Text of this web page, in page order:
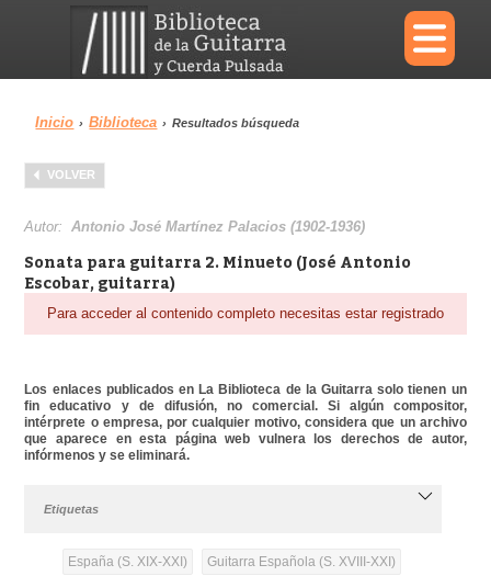
×
Menu
Biblioteca Diccionario
Área personal Reproductor
Inicio › Biblioteca › Resultados búsqueda
VOLVER
Autor:Antonio José Martínez Palacios (1902-1936)
Sonata para guitarra 2. Minueto (José Antonio
Escobar, guitarra)
Para acceder al contenido completo necesitas estar registrado
Los enlaces publicados en La Biblioteca de la Guitarra solo tienen un
fin educativo y de difusión, no comercial. Si algún compositor,
intérprete o empresa, por cualquier motivo, considera que un archivo
que aparece en esta página web vulnera los derechos de autor,
infórmenos y se eliminará.
Etiquetas
España (S. XIX-XXI) Guitarra Española (S. XVIII-XXI)